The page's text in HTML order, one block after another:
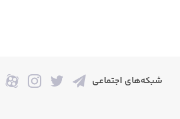
شبکه‌های اجتماعی